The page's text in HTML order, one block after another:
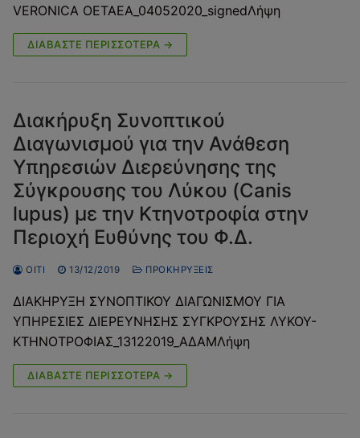
Καθεστώς προστασίας
Προγράμματα χρηματοδότησης
Διαδρομές
Διαμονή
Ενημερωτικό Υλικό
Μελέτες
ΦΩΤΟΓΡΑΦΙΕΣ
ΝΕΑ
Προκηρύξεις
VERONICA OETAEA_04052020_signedΛήψη
ΔΙΑΒΆΣΤΕ ΠΕΡΙΣΣΌΤΕΡΑ →
Διακήρυξη Συνοπτικού
Διαγωνισμού για την Ανάθεση
Υπηρεσιών Διερεύνησης της
Σύγκρουσης του Λύκου (Canis
lupus) με την Κτηνοτροφία στην
Περιοχή Ευθύνης του Φ.Δ.
OITI 13/12/2019 ΠΡΟΚΗΡΎΞΕΙΣ
ΔΙΑΚΗΡΥΞΗ ΣΥΝΟΠΤΙΚΟΥ ΔΙΑΓΩΝΙΣΜΟΥ ΓΙΑ
ΥΠΗΡΕΣΙΕΣ ΔΙΕΡΕΥΝΗΣΗΣ ΣΥΓΚΡΟΥΣΗΣ ΛΥΚΟΥ-
ΚΤΗΝΟΤΡΟΦΙΑΣ_13122019_ΑΔΑΜΛήψη
ΔΙΑΒΆΣΤΕ ΠΕΡΙΣΣΌΤΕΡΑ →